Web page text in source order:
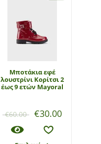
Μποτάκια εφέ
λουστρίνι Κορίτσι 2
έως 9 ετών Mayoral
€60.00 €30.00